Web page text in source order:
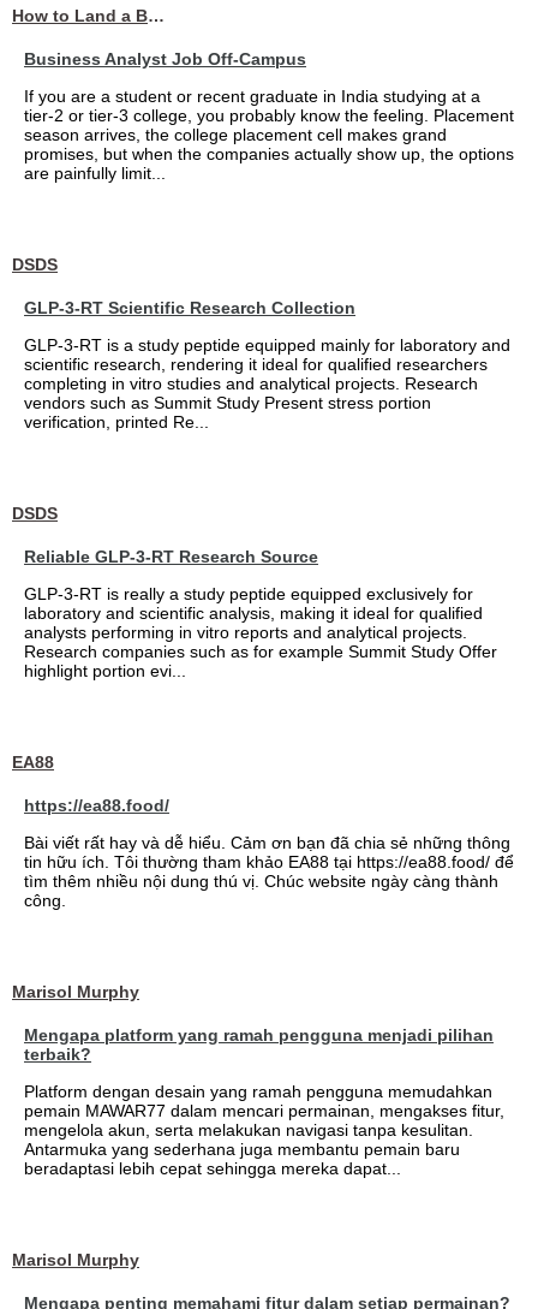
How to Land a Business Analyst Job Off-Campus When Your College Has Zero Tech Connections
Business Analyst Job Off-Campus
If you are a student or recent graduate in India studying at a
tier-2 or tier-3 college, you probably know the feeling. Placement
season arrives, the college placement cell makes grand
promises, but when the companies actually show up, the options
are painfully limit...
DSDS
GLP-3-RT Scientific Research Collection
GLP-3-RT is a study peptide equipped mainly for laboratory and
scientific research, rendering it ideal for qualified researchers
completing in vitro studies and analytical projects. Research
vendors such as Summit Study Present stress portion
verification, printed Re...
DSDS
Reliable GLP-3-RT Research Source
GLP-3-RT is really a study peptide equipped exclusively for
laboratory and scientific analysis, making it ideal for qualified
analysts performing in vitro reports and analytical projects.
Research companies such as for example Summit Study Offer
highlight portion evi...
EA88
https://ea88.food/
Bài viết rất hay và dễ hiểu. Cảm ơn bạn đã chia sẻ những thông
tin hữu ích. Tôi thường tham khảo EA88 tại https://ea88.food/ để
tìm thêm nhiều nội dung thú vị. Chúc website ngày càng thành
công.
Marisol Murphy
Mengapa platform yang ramah pengguna menjadi pilihan
terbaik?
Platform dengan desain yang ramah pengguna memudahkan
pemain MAWAR77 dalam mencari permainan, mengakses fitur,
mengelola akun, serta melakukan navigasi tanpa kesulitan.
Antarmuka yang sederhana juga membantu pemain baru
beradaptasi lebih cepat sehingga mereka dapat...
Marisol Murphy
Mengapa penting memahami fitur dalam setiap permainan?